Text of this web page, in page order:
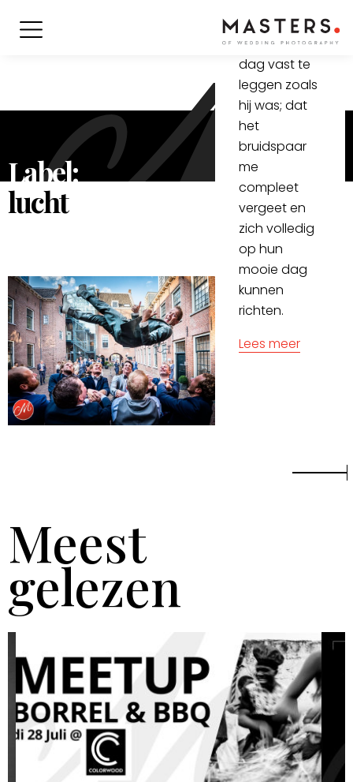
Label:
lucht
Ik houd
ervan om de
dag vast te
leggen zoals
hij was; dat
het
bruidspaar
me
compleet
vergeet en
zich volledig
op hun
mooie dag
kunnen
richten.
Lees meer
Meest
gelezen